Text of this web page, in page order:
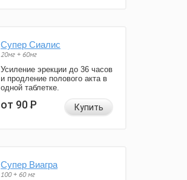
Супер Сиалис
20мг + 60мг
Усиление эрекции до 36 часов
и продление полового акта в
одной таблетке.
от 90Р Купить
Супер Виагра
100 + 60 мг